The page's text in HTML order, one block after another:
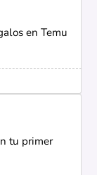
en Temu
tu primer